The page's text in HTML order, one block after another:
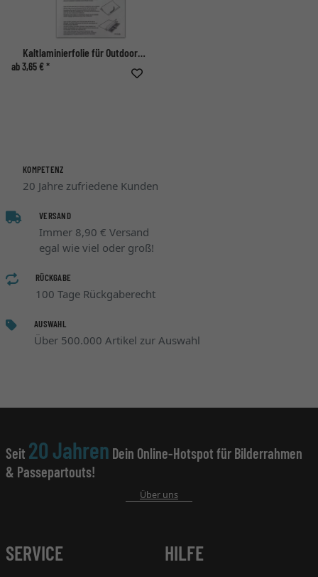
Kaltlaminierfolie für Outdoor-Bilderrahmen
ab 3,65 € *
KOMPETENZ
20 Jahre zufriedene Kunden
VERSAND
Immer 8,90 € Versand
egal wie viel oder groß!
RÜCKGABE
100 Tage Rückgaberecht
AUSWAHL
Über 500.000 Artikel zur Auswahl
Seit 20 Jahren Dein Online-Hotspot für Bilderrahmen
& Passepartouts!
Über uns
SERVICE HILFE